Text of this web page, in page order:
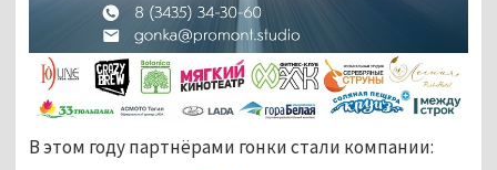
В этом году партнёрами гонки стали компании: